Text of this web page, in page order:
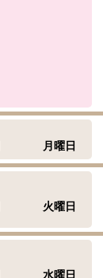
月曜日
火曜日
水曜日